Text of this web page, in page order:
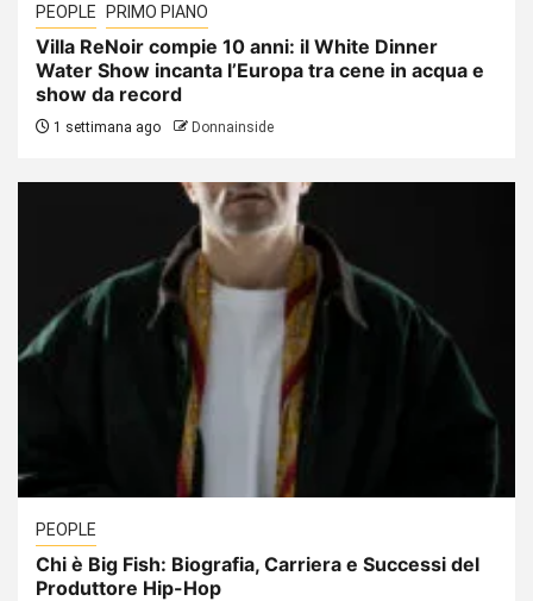
PEOPLE PRIMO PIANO
Villa ReNoir compie 10 anni: il White Dinner
Water Show incanta l’Europa tra cene in acqua e
show da record
1 settimana ago Donnainside
PEOPLE
Chi è Big Fish: Biografia, Carriera e Successi del
Produttore Hip-Hop